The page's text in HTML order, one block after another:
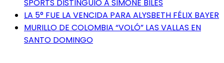
SPORTS DISTINGUIÓ A SIMONE BILES
LA 5° FUE LA VENCIDA PARA ALYSBETH FÉLIX BAYER
MURILLO DE COLOMBIA “VOLÓ” LAS VALLAS EN
SANTO DOMINGO